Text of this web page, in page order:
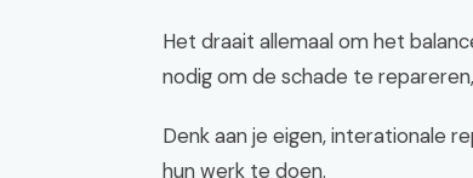
Het draait allemaal om het
nodig om de schade te
Denk aan je eigen, interationale
hun werk te doen.